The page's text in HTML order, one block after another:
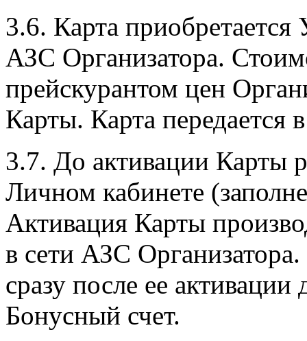
3.6. Карта приобретается
АЗС Организатора.
прейскурантом цен
Карты. Карта передается
3.7. До активации Карты
Личном кабинете
Активация Карты
в сети АЗС
сразу после ее
Бонусный счет.